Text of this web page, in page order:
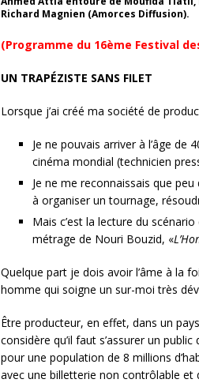
Richard Magnien (Amorces Diffusion).
(Programme du 16ème Festival
UN TRAPÉZISTE SANS FILET
Lorsque j’ai créé ma société de
Je ne pouvais arriver à l’âge de
cinéma mondial (technicien
Je ne me reconnaissais que
à organiser un tournage,
Mais c’est la lecture du
métrage de Nouri Bouzid, «
Quelque part je dois avoir l’âme à la
homme qui soigne un sur-moi très
Être producteur, en effet, dans un
considère qu’il faut s’assurer un
pour une population de 8 millions
avec une billetterie non contrôlable